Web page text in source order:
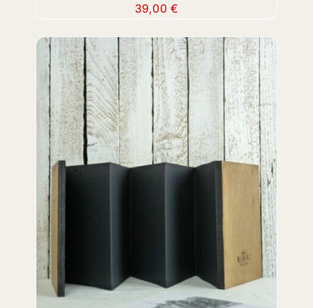
39,00€